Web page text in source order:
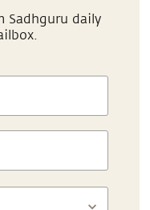
Sadhguru daily